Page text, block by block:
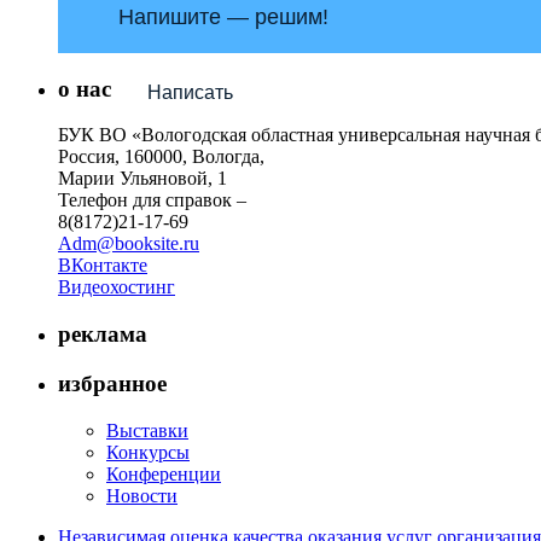
Напишите — решим!
Написать
о нас
БУК ВО «Вологодская областная универсальная научная
Россия, 160000, Вологда,
Марии Ульяновой, 1
Телефон для справок –
8(8172)21-17-69
Adm@booksite.ru
ВКонтакте
Видеохостинг
реклама
избранное
Выставки
Конкурсы
Конференции
Новости
Независимая оценка качества оказания услуг